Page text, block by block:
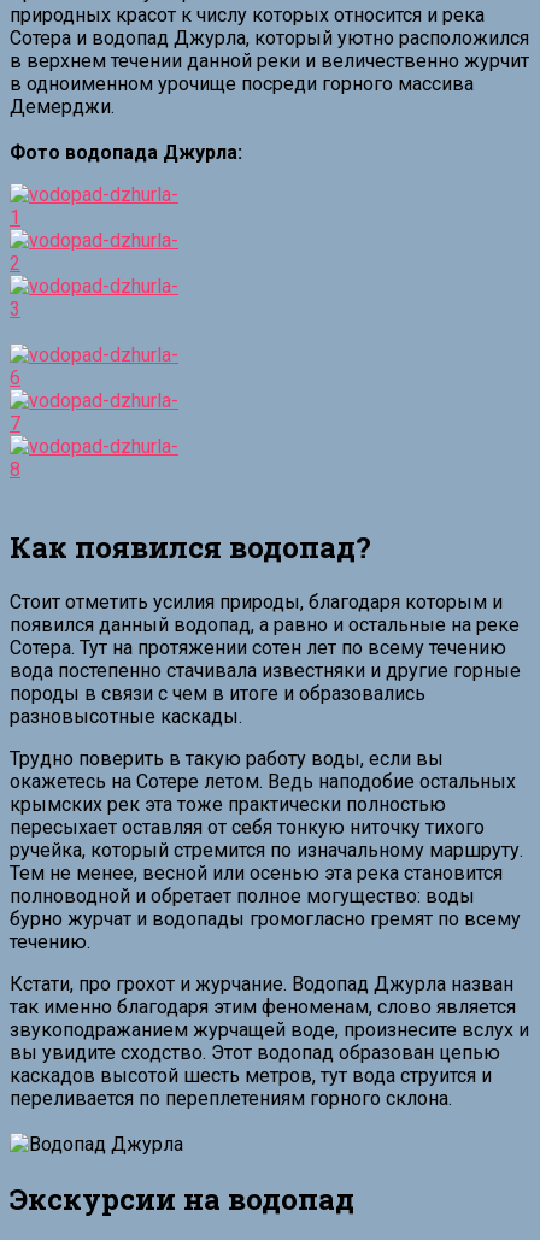
природных красот к числу которых относится и река
Сотера и водопад Джурла, который уютно расположился
в верхнем течении данной реки и величественно журчит
в одноименном урочище посреди горного массива
Демерджи.
Фото водопада Джурла:
Как появился водопад?
Стоит отметить усилия природы, благодаря которым и
появился данный водопад, а равно и остальные на реке
Сотера. Тут на протяжении сотен лет по всему течению
вода постепенно стачивала известняки и другие горные
породы в связи с чем в итоге и образовались
разновысотные каскады.
Трудно поверить в такую работу воды, если вы
окажетесь на Сотере летом. Ведь наподобие остальных
крымских рек эта тоже практически полностью
пересыхает оставляя от себя тонкую ниточку тихого
ручейка, который стремится по изначальному маршруту.
Тем не менее, весной или осенью эта река становится
полноводной и обретает полное могущество: воды
бурно журчат и водопады громогласно гремят по всему
течению.
Кстати, про грохот и журчание. Водопад Джурла назван
так именно благодаря этим феноменам, слово является
звукоподражанием журчащей воде, произнесите вслух и
вы увидите сходство. Этот водопад образован цепью
каскадов высотой шесть метров, тут вода струится и
переливается по переплетениям горного склона.
Экскурсии на водопад